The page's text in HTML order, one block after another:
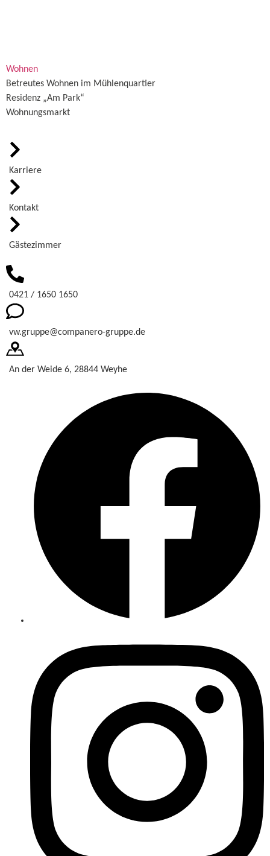
Wohnen
Betreutes Wohnen im Mühlenquartier
Residenz „Am Park“
Wohnungsmarkt
Karriere
Kontakt
Gästezimmer
0421 / 1650 1650
vw.gruppe@companero-gruppe.de
An der Weide 6, 28844 Weyhe